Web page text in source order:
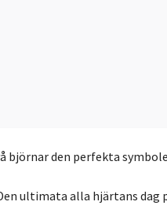
björnar den perfekta
ultimata alla hjärtans dag